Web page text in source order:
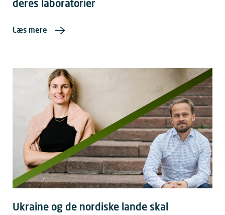
deres laboratorier
Læs mere
Ukraine og de nordiske lande skal